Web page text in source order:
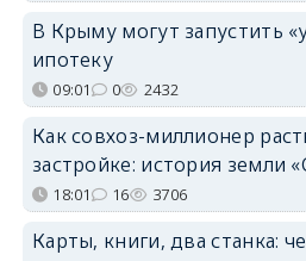
В Крыму могут запустить
ипотеку
09:01 0 2432
Как совхоз-миллионер
застройке: история земли
18:01 16 3706
Карты, книги, два станка: